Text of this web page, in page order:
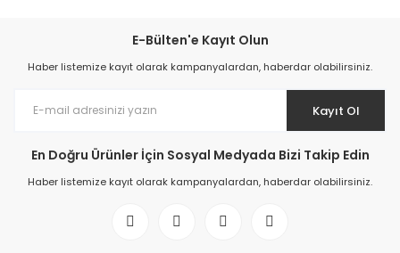
E-Bülten'e Kayıt Olun
Haber listemize kayıt olarak kampanyalardan, haberdar olabilirsiniz.
Kayıt Ol
En Doğru Ürünler İçin Sosyal Medyada Bizi Takip Edin
Haber listemize kayıt olarak kampanyalardan, haberdar olabilirsiniz.